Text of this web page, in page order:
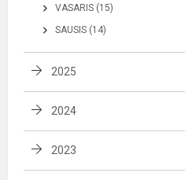
VASARIS (15)
SAUSIS (14)
2025
2024
2023